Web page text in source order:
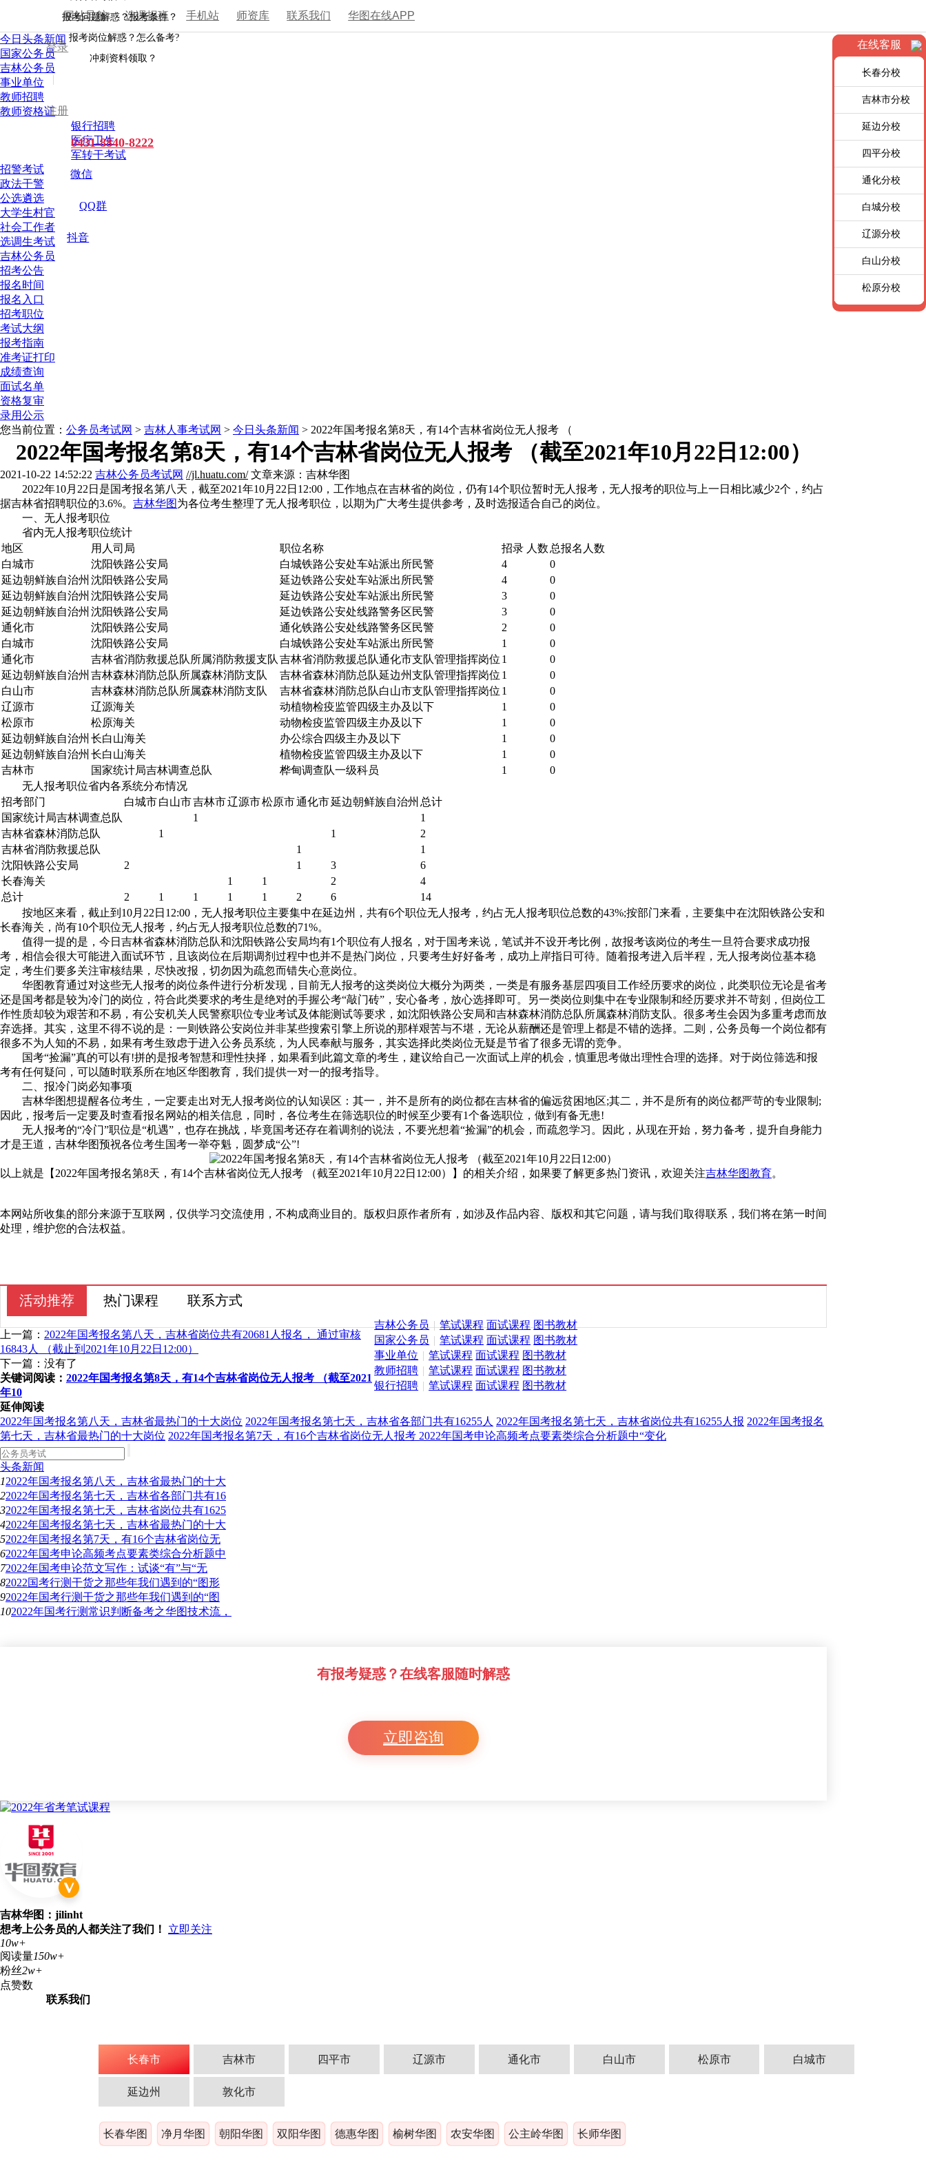
网站导航 选课报班 手机站 师资库 联系我们 华图在线APP
登录
|
注册
0431-8840-8222
微信
QQ群
抖音
今日头条新闻
国家公务员
吉林公务员
事业单位
教师招聘
教师资格证
银行招聘
医疗卫生
军转干考试
招警考试
政法干警
公选遴选
大学生村官
社会工作者
选调生考试
吉林公务员
招考公告
报名时间
报名入口
招考职位
考试大纲
报考指南
准考证打印
成绩查询
面试名单
资格复审
录用公示
您当前位置： 公务员考试网 > 吉林人事考试网 > 今日头条新闻 > 2022年国考报名第8天，有14个吉林省岗位无人报考 （
2022年国考报名第8天，有14个吉林省岗位无人报考 （截至2021年10月22日12:00）
2021-10-22 14:52:22 吉林公务员考试网 //jl.huatu.com/ 文章来源：吉林华图
2022年10月22日是国考报名第八天，截至2021年10月22日12:00，工作地点在吉林省的岗位，仍有14个职位暂时无人报考，无人报考的职位与上一日相比减少2个，约占
据吉林省招聘职位的3.6%。 吉林华图为各位考生整理了无人报考职位，以期为广大考生提供参考，及时选报适合自己的岗位。
一、无人报考职位
省内无人报考职位统计
地区
用人司局 职位名称 招录 人数 总报名人数
白城市
沈阳铁路公安局 白城铁路公安处车站派出所民警 4
0
延边朝鲜族自治州 沈阳铁路公安局 延边铁路公安处车站派出所民警 4
0
延边朝鲜族自治州 沈阳铁路公安局 延边铁路公安处车站派出所民警 3
0
延边朝鲜族自治州 沈阳铁路公安局 延边铁路公安处线路警务区民警 3
0
通化市
沈阳铁路公安局 通化铁路公安处线路警务区民警 2
0
白城市
沈阳铁路公安局 白城铁路公安处车站派出所民警 1
0
通化市
吉林省消防救援总队所属消防救援支队 吉林省消防救援总队通化市支队管理指挥岗位 1
0
延边朝鲜族自治州 吉林森林消防总队所属森林消防支队 吉林省森林消防总队延边州支队管理指挥岗位 1
0
白山市
吉林森林消防总队所属森林消防支队 吉林省森林消防总队白山市支队管理指挥岗位 1
0
辽源市
辽源海关 动植物检疫监管四级主办及以下 1
0
松原市
松原海关 动物检疫监管四级主办及以下 1
0
延边朝鲜族自治州 长白山海关 办公综合四级主办及以下 1
0
延边朝鲜族自治州 长白山海关 植物检疫监管四级主办及以下 1
0
吉林市
国家统计局吉林调查总队 桦甸调查队一级科员 1
0
无人报考职位省内各系统分布情况
招考部门
白城市白山市吉林市辽源市松原市通化市延边朝鲜族自治州 总计
国家统计局吉林调查总队
1
1
吉林省森林消防总队
1 1
2
吉林省消防救援总队
1
1
沈阳铁路公安局
2 1 3
6
长春海关
1 1 2
4
总计
2 1 1 1 1 2 6
14
按地区来看，截止到10月22日12:00，无人报考职位主要集中在延边州，共有6个职位无人报考，约占无人报考职位总数的43%;按部门来看，主要集中在沈阳铁路公安和
长春海关，尚有10个职位无人报考，约占无人报考职位总数的71%。
值得一提的是，今日吉林省森林消防总队和沈阳铁路公安局均有1个职位有人报名，对于国考来说，笔试并不设开考比例，故报考该岗位的考生一旦符合要求成功报
考，相信会很大可能进入面试环节，且该岗位在后期调剂过程中也并不是热门岗位，只要考生好好备考，成功上岸指日可待。随着报考进入后半程，无人报考岗位基本稳
定，考生们要多关注审核结果，尽快改报，切勿因为疏忽而错失心意岗位。
华图教育通过对这些无人报考的岗位条件进行分析发现，目前无人报考的这类岗位大概分为两类，一类是有服务基层四项目工作经历要求的岗位，此类职位无论是省考
还是国考都是较为冷门的岗位，符合此类要求的考生是绝对的手握公考“敲门砖”，安心备考，放心选择即可。另一类岗位则集中在专业限制和经历要求并不苛刻，但岗位工
作性质却较为艰苦和不易，有公安机关人民警察职位专业考试及体能测试等要求，如沈阳铁路公安局和吉林森林消防总队所属森林消防支队。很多考生会因为多重考虑而放
弃选择。其实，这里不得不说的是：一则铁路公安岗位并非某些搜索引擎上所说的那样艰苦与不堪，无论从薪酬还是管理上都是不错的选择。二则，公务员每一个岗位都有
很多不为人知的不易，如果有考生致虑于进入公务员系统，为人民奉献与服务，其实选择此类岗位无疑是节省了很多无谓的竞争。
国考“捡漏”真的可以有!拼的是报考智慧和理性抉择，如果看到此篇文章的考生，建议给自己一次面试上岸的机会，慎重思考做出理性合理的选择。对于岗位筛选和报
考有任何疑问，可以随时联系所在地区华图教育，我们提供一对一的报考指导。
二、报冷门岗必知事项
吉林华图想提醒各位考生，一定要走出对无人报考岗位的认知误区：其一，并不是所有的岗位都在吉林省的偏远贫困地区;其二，并不是所有的岗位都严苛的专业限制;
因此，报考后一定要及时查看报名网站的相关信息，同时，各位考生在筛选职位的时候至少要有1个备选职位，做到有备无患!
无人报考的“冷门”职位是“机遇”，也存在挑战，毕竟国考还存在着调剂的说法，不要光想着“捡漏”的机会，而疏忽学习。因此，从现在开始，努力备考，提升自身能力
才是王道，吉林华图预祝各位考生国考一举夺魁，圆梦成“公”!
以上就是【2022年国考报名第8天，有14个吉林省岗位无人报考 （截至2021年10月22日12:00）】的相关介绍，如果要了解更多热门资讯，欢迎关注吉林华图教育。
本网站所收集的部分来源于互联网，仅供学习交流使用，不构成商业目的。版权归原作者所有，如涉及作品内容、版权和其它问题，请与我们取得联系，我们将在第一时间
处理，维护您的合法权益。
活动推荐 热门课程 联系方式
吉林公务员 | 笔试课程 面试课程 图书教材
国家公务员 | 笔试课程 面试课程 图书教材
事业单位 | 笔试课程 面试课程 图书教材
教师招聘 | 笔试课程 面试课程 图书教材
银行招聘 | 笔试课程 面试课程 图书教材
上一篇： 2022年国考报名第八天，吉林省岗位共有20681人报名， 通过审核
16843人 （截止到2021年10月22日12:00）
下一篇：没有了
关键词阅读： 2022年国考报名第8天，有14个吉林省岗位无人报考 （截至2021
年10
延伸阅读
2022年国考报名第八天，吉林省最热门的十大岗位 2022年国考报名第七天，吉林省各部门共有16255人 2022年国考报名第七天，吉林省岗位共有16255人报 2022年国考报名
第七天，吉林省最热门的十大岗位 2022年国考报名第7天，有16个吉林省岗位无人报考 2022年国考申论高频考点要素类综合分析题中“变化
头条新闻
12022年国考报名第八天，吉林省最热门的十大
22022年国考报名第七天，吉林省各部门共有16
32022年国考报名第七天，吉林省岗位共有1625
42022年国考报名第七天，吉林省最热门的十大
52022年国考报名第7天，有16个吉林省岗位无
62022年国考申论高频考点要素类综合分析题中
72022年国考申论范文写作：试谈“有”与“无
82022国考行测干货之那些年我们遇到的“图形
92022年国考行测干货之那些年我们遇到的“图
102022年国考行测常识判断备考之华图技术流，
有报考疑惑？在线客服随时解惑
报考问题解惑？报考条件？
报考岗位解惑？怎么备考?
冲刺资料领取？
立即咨询
吉林华图：jilinht
想考上公务员的人都关注了我们！
立即关注
10w+
阅读量150w+
粉丝2w+
点赞数
联系我们
在线客服
长春分校
吉林市分校
延边分校
四平分校
通化分校
白城分校
辽源分校
白山分校
松原分校